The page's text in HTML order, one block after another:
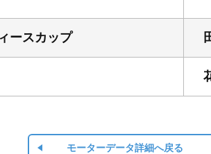
ースカップ
モーターデータ詳細へ戻る